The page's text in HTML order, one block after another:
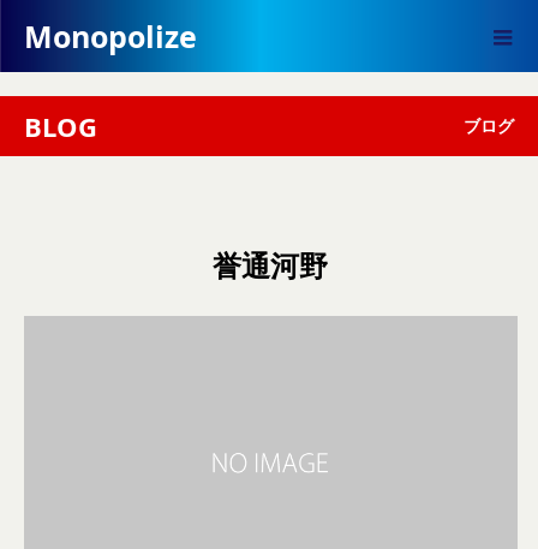
Monopolize
BLOG ブログ
誉通河野